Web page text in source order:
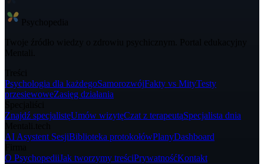
Psycho pedia
Psychologia dla każdegoSamorozwójFakty vs MityTesty
przesiewoweZasięg działania
Znajdź specjalistęUmów wizytęCzat z terapeutąSpecjalista dnia
AI Asystent SesjiBiblioteka protokołówPlanyDashboard
O PsychopediiJak tworzymy treściPrywatnośćKontakt